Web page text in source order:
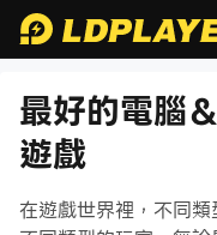
最好的電腦
遊戲
在遊戲世界裡，不同